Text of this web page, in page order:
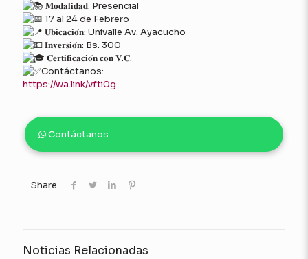
𝐌𝐨𝐝𝐚𝐥𝐢𝐝𝐚𝐝: Presencial
17 al 24 de Febrero
𝐔𝐛𝐢𝐜𝐚𝐜𝐢𝐨́𝐧: Univalle Av. Ayacucho
𝐈𝐧𝐯𝐞𝐫𝐬𝐢𝐨́𝐧: Bs. 300
𝐂𝐞𝐫𝐭𝐢𝐟𝐢𝐜𝐚𝐜𝐢𝐨́𝐧 𝐜𝐨𝐧 𝐕.𝐂.
Contáctanos:
https://wa.link/vfti0g
Contáctanos
Share
Noticias Relacionadas